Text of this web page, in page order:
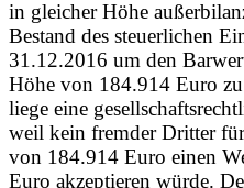
in gleicher Höhe
Bestand des steuerlichen
31.12.2016 um den
Höhe von 184.914 Euro
liege eine
weil kein fremder Dritter
von 184.914 Euro einen
Euro akzeptieren würde.